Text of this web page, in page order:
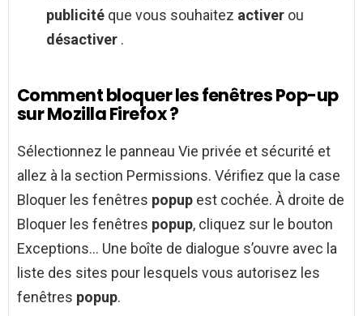
publicité que vous souhaitez activer ou
désactiver .
Comment bloquer les fenêtres Pop-up
sur Mozilla Firefox ?
Sélectionnez le panneau Vie privée et sécurité et
allez à la section Permissions. Vérifiez que la case
Bloquer les fenêtres popup est cochée. À droite de
Bloquer les fenêtres popup, cliquez sur le bouton
Exceptions… Une boîte de dialogue s’ouvre avec la
liste des sites pour lesquels vous autorisez les
fenêtres popup.